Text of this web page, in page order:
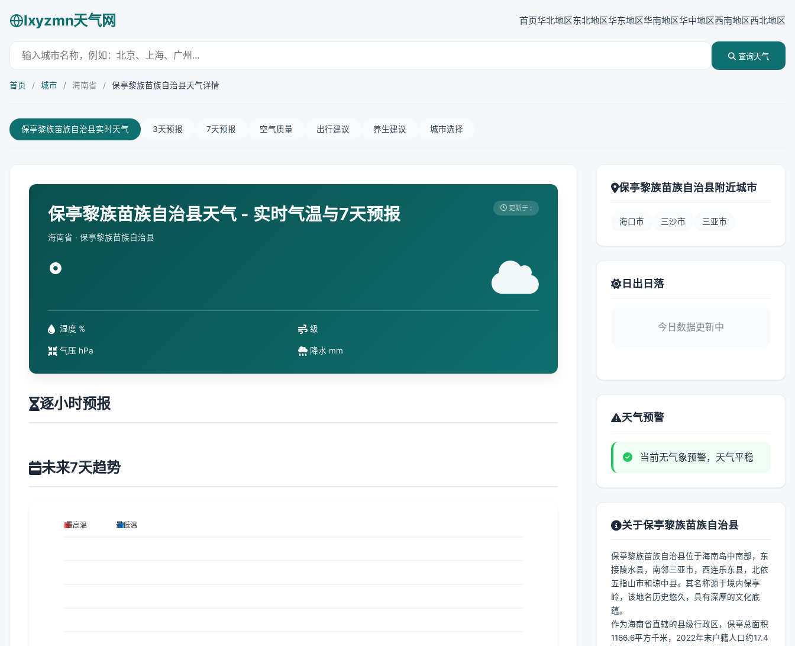
lxyzmn天气网 首页华北地区东北地区华东地区华南地区华中地区西南地区西北地区
查询天气
首页 / 城市 / 海南省 / 保亭黎族苗族自治县天气详情
保亭黎族苗族自治县实时天气 3天预报 7天预报 空气质量 出行建议 养生建议 城市选择
保亭黎族苗族自治县天气 - 实时气温与7天预报
海南省 · 保亭黎族苗族自治县
更新于 :
°
湿度 % 级
气压 hPa 降水 mm
逐小时预报
未来7天趋势
保亭黎族苗族自治县附近城市
海口市 三沙市 三亚市
日出日落
今日数据更新中
天气预警
当前无气象预警，天气平稳
关于保亭黎族苗族自治县
保亭黎族苗族自治县位于海南岛中南部，东
接陵水县，南邻三亚市，西连乐东县，北依
五指山市和琼中县。其名称源于境内保亭
岭，该地名历史悠久，具有深厚的文化底
蕴。
作为海南省直辖的县级行政区，保亭总面积
1166.6平方千米，2022年末户籍人口约17.4